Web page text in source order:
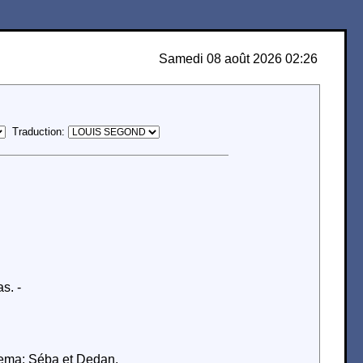
Samedi 08 août 2026 02:26
Traduction:
-
Séba et Dedan.